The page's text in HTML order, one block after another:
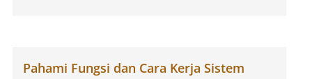
Pahami Fungsi dan Cara Kerja Sistem